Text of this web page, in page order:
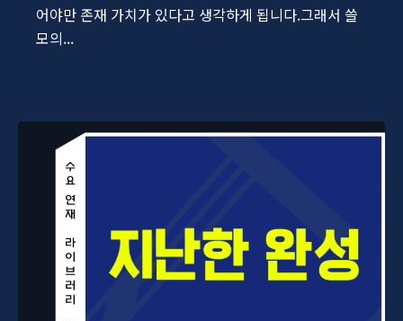
어야만 존재 가치가 있다고 생각하게 됩니다.그래서 쓸
모의...